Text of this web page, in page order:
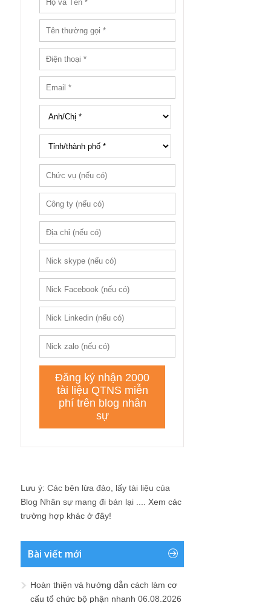
Lưu ý: Các bên lừa đảo, lấy tài liệu của
Blog Nhân sự mang đi bán lại .... Xem các
trường hợp khác ở đây!
Bài viết mới
Hoàn thiện và hướng dẫn cách làm cơ
cấu tổ chức bộ phận nhanh 06.08.2026